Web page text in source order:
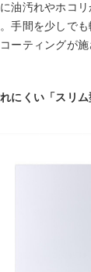
油汚れやホコ
手間を少しで
ーティングが
にくい「スリム